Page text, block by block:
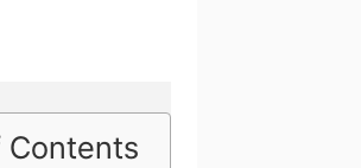
Contents